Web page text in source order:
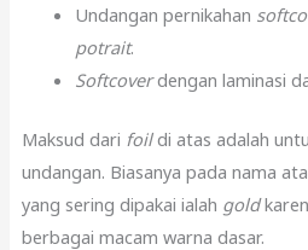
Undangan pernikahan
potrait.
Softcoverdengan laminasi
Maksud dari foildi atas adalah
undangan. Biasanya pada nama
yang sering dipakai ialah gold
berbagai macam warna dasar.